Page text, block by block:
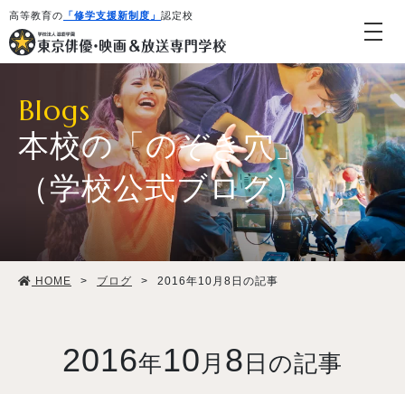
高等教育の 「修学支援新制度」 認定校
学校紹介・教育システム
学生生活
Blogs
本校の「のぞき穴」
（学校公式ブログ）
HOME > ブログ > 2016年10月8日の記事
2016年10 月 8 日の記事